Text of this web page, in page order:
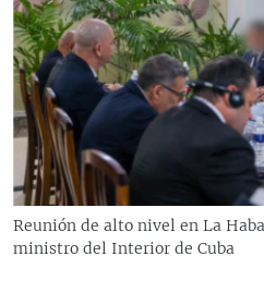
búsqueda
OPINIÓN GRÁFICA
AUDIOVISUALES MARTÍ
RADIO MARTÍ
ESPECIALES
ESPECIALES
LA REALIDAD DE LA VIVIENDA
SER VIEJO EN CUBA
MULTIMEDIA
EDITORIALES
Reunión de alto nivel en La
ministro del Interior de Cuba